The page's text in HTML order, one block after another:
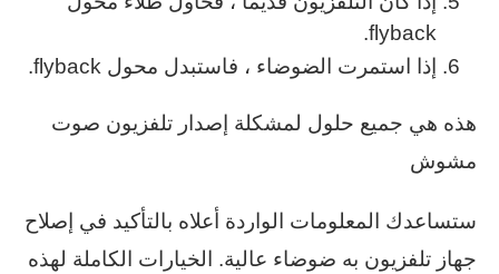
flyback.
إذا استمرت الضوضاء ، فاستبدل محول flyback.
هذه هي جميع حلول لمشكلة إصدار تلفزيون صوت
مشوش
ستساعدك المعلومات الواردة أعلاه بالتأكيد في إصلاح
جهاز تلفزيون به ضوضاء عالية. الخيارات الكاملة لهذه